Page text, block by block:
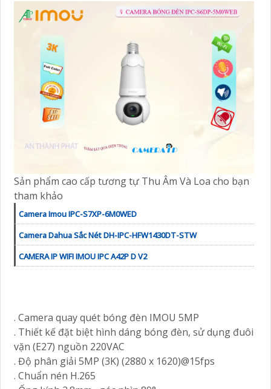
Sản phẩm cao cấp tương tự Thu Âm Và Loa cho bạn
tham khảo
Camera Imou IPC-S7XP-6M0WED
Camera Dahua Sắc Nét DH-IPC-HFW1430DT-STW
CAMERA IP WIFI IMOU IPC A42P D V2
. Camera quay quét bóng đèn IMOU 5MP
. Thiết kế đặt biệt hình dáng bóng đèn, sử dụng đuôi
vặn (E27) nguồn 220VAC
. Độ phân giải 5MP (3K) (2880 x 1620)@15fps
. Chuẩn nén H.265